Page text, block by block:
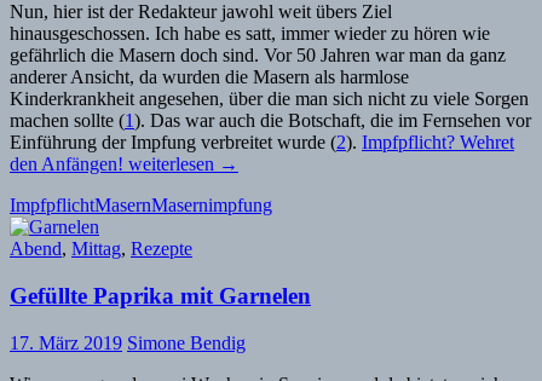
Nun, hier ist der Redakteur jawohl weit übers Ziel
hinausgeschossen. Ich habe es satt, immer wieder zu hören wie
gefährlich die Masern doch sind. Vor 50 Jahren war man da ganz
anderer Ansicht, da wurden die Masern als harmlose
Kinderkrankheit angesehen, über die man sich nicht zu viele Sorgen
machen sollte (1). Das war auch die Botschaft, die im Fernsehen vor
Einführung der Impfung verbreitet wurde (2). Impfpflicht? Wehret
den Anfängen! weiterlesen →
ImpfpflichtMasernMasernimpfung
Abend, Mittag, Rezepte
Gefüllte Paprika mit Garnelen
17. März 2019 Simone Bendig